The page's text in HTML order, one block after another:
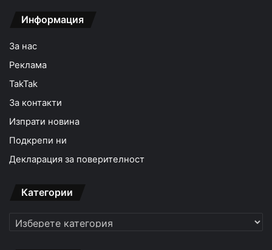
Информация
За нас
Реклама
TakTak
За контакти
Изпрати новина
Подкрепи ни
Декларация за поверителност
Категории
Категории